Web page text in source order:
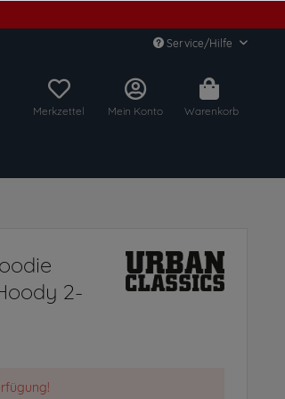
Service/Hilfe
Merkzettel Mein Konto Warenkorb
2-